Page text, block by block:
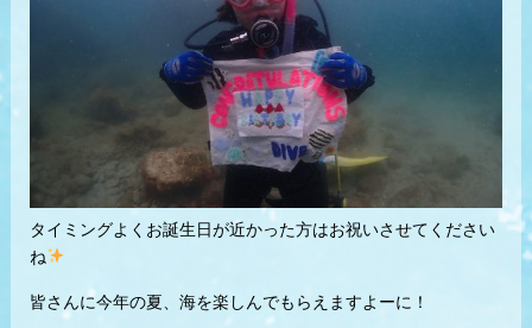
タイミングよくお誕生日が近かった方はお祝いさせてください
ね
皆さんに今年の夏、海を楽しんでもらえますよーに！